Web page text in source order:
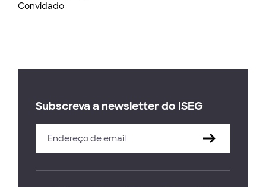
Convidado
Subscreva a newsletter do ISEG